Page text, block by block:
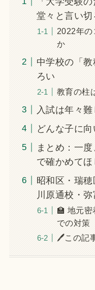
堂々と言い切
2022年の
か
中学校の「
ろい
教育の柱
入試は年々
どんな子に
まとめ：一
で確かめてほ
昭和区・瑞
川原通校・
🏫 地元
での対策
🖊この記